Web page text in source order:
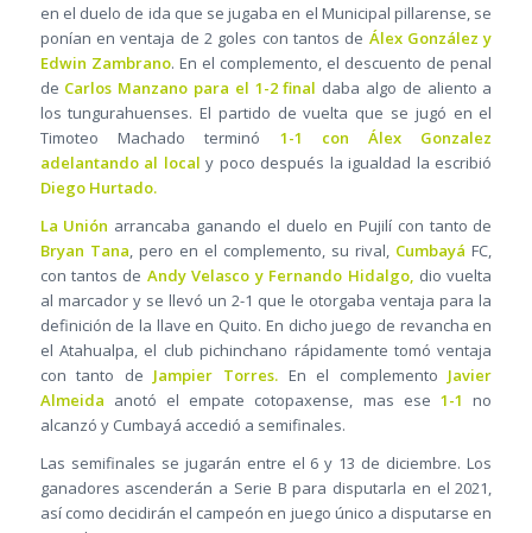
en el duelo de ida que se jugaba en el Municipal pillarense, se
ponían en ventaja de 2 goles con tantos de Álex González y
Edwin Zambrano. En el complemento, el descuento de penal
de Carlos Manzano para el 1-2 final daba algo de aliento a
los tungurahuenses. El partido de vuelta que se jugó en el
Timoteo Machado terminó 1-1 con Álex Gonzalez
adelantando al local y poco después la igualdad la escribió
Diego Hurtado.
La Unión arrancaba ganando el duelo en Pujilí con tanto de
Bryan Tana, pero en el complemento, su rival, Cumbayá FC,
con tantos de Andy Velasco y Fernando Hidalgo, dio vuelta
al marcador y se llevó un 2-1 que le otorgaba ventaja para la
definición de la llave en Quito. En dicho juego de revancha en
el Atahualpa, el club pichinchano rápidamente tomó ventaja
con tanto de Jampier Torres. En el complemento Javier
Almeida anotó el empate cotopaxense, mas ese 1-1 no
alcanzó y Cumbayá accedió a semifinales.
Las semifinales se jugarán entre el 6 y 13 de diciembre. Los
ganadores ascenderán a Serie B para disputarla en el 2021,
así como decidirán el campeón en juego único a disputarse en